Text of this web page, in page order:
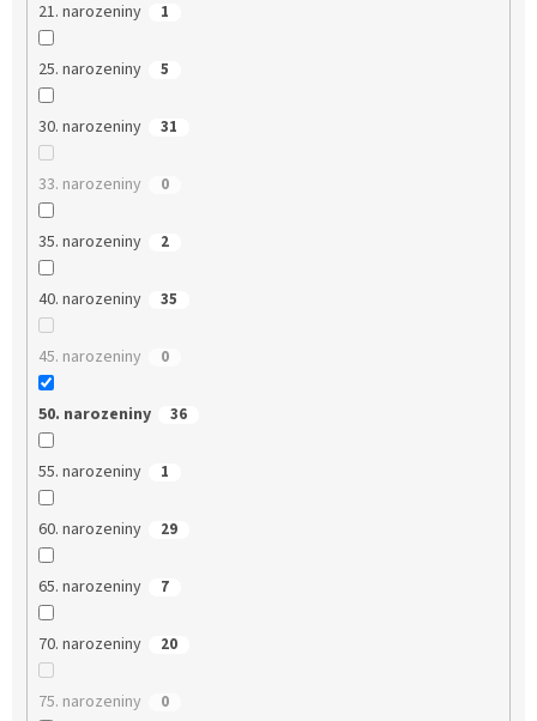
21. narozeniny 1
25. narozeniny 5
30. narozeniny 31
33. narozeniny 0
35. narozeniny 2
40. narozeniny 35
45. narozeniny 0
50. narozeniny 36
55. narozeniny 1
60. narozeniny 29
65. narozeniny 7
70. narozeniny 20
75. narozeniny 0